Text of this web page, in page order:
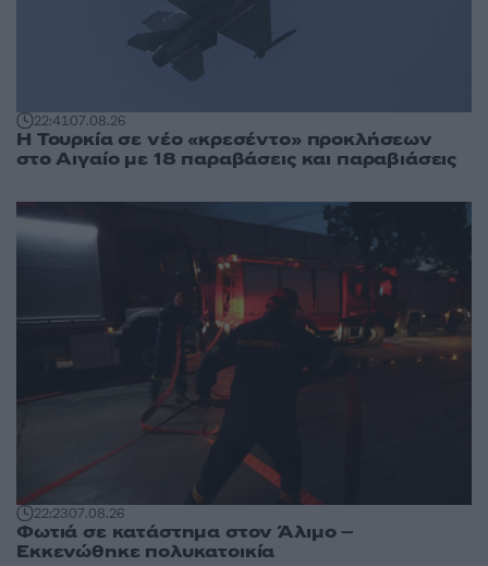
22:4107.08.26
Η Τουρκία σε νέο «κρεσέντο» προκλήσεων
στο Αιγαίο με 18 παραβάσεις και παραβιάσεις
22:2307.08.26
Φωτιά σε κατάστημα στον Άλιμο –
Εκκενώθηκε πολυκατοικία